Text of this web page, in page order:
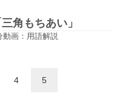
角もちあい」
動画：用語解説
4 5